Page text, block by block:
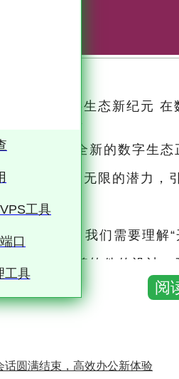
未来的数字生态新纪元
的关键力量
进，一个全新的数字生态
特的魅力和无限的潜力
开源精神，赋能创新 首先，
码，意味着软件的设计、
统软件行业的壁垒，促进
阅
话圆满结束，高效办公新体验
工具
口
工具